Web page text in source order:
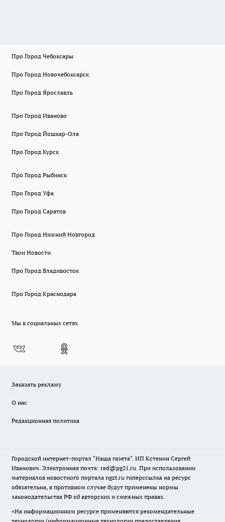
Про Город Чебоксары
Про Город Новочебоксарск
Про Город Ярославль
Про Город Иваново
Про Город Йошкар-Ола
Про Город Курск
Про Город Рыбинск
Про Город Уфа
Про Город Саратов
Про Город Нижний Новгород
Твои Новости
Про Город Владивосток
Про Город Краснодара
Мы в социальных сетях
Заказать рекламу
О нас
Редакционная политика
Городской интернет-портал "Наша газета". ИП Кстенин Сергей
Иванович. Электронная почта: red@pg21.ru. При использовании
материалов новостного портала ngzt.ru гиперссылка на ресурс
обязательна, в противном случае будут применены нормы
законодательства РФ об авторских и смежных правах.
«На информационном ресурсе применяются рекомендательные